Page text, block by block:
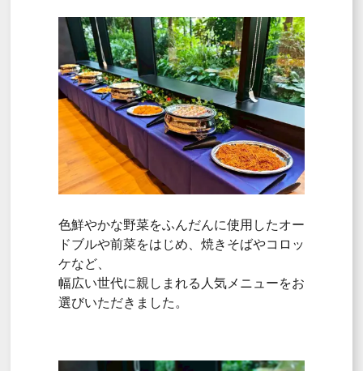
色鮮やかな野菜をふんだんに使用したオー
ドブルや前菜をはじめ、焼きそばやコロッ
ケなど、
幅広い世代に親しまれる人気メニューをお
選びいただきました。